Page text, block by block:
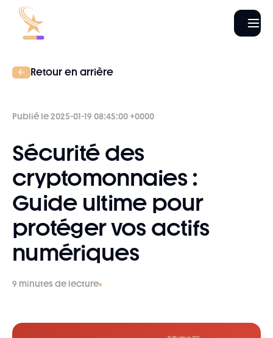
Retour en arrière
Publié le 2025-01-19 08:45:00 +0000
Sécurité des
cryptomonnaies :
Guide ultime pour
protéger vos actifs
numériques
9 minutes de lecture